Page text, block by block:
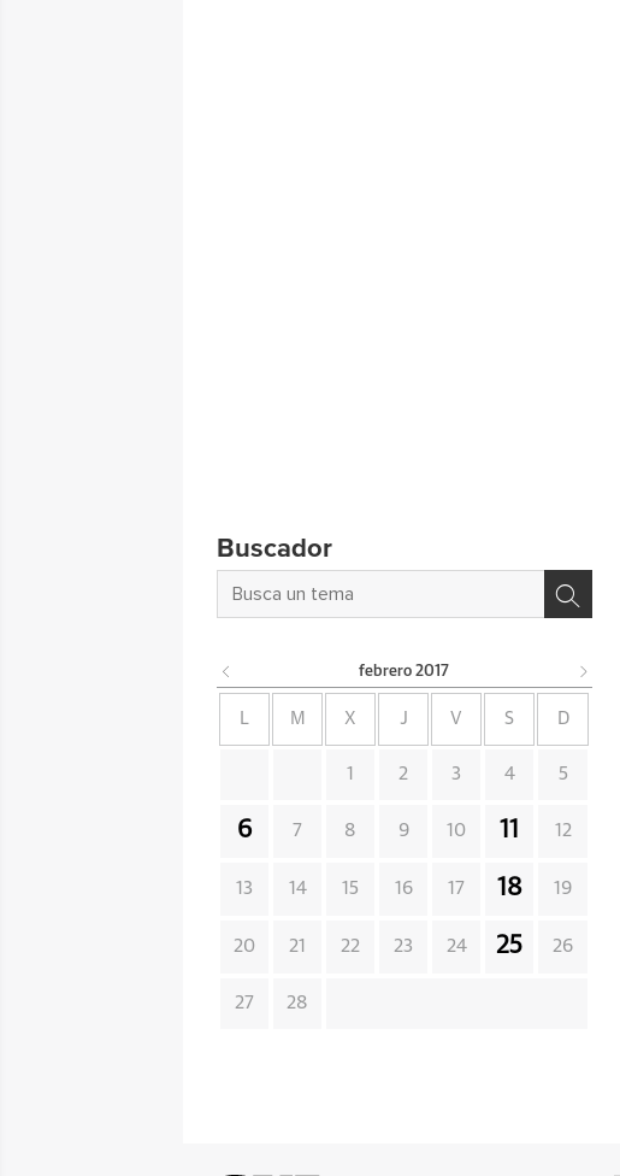
Buscador
febrero 2017
L M X J V S D
1 2 3 4 5
6 7 8 9 10 11 12
13 14 15 16 17 18 19
20 21 22 23 24 25 26
27 28